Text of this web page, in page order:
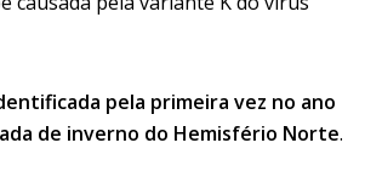
pela primeira vez no ano
de inverno do Hemisfério Norte.